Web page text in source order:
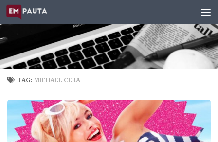
Skip to content
TAG:MICHAEL CERA